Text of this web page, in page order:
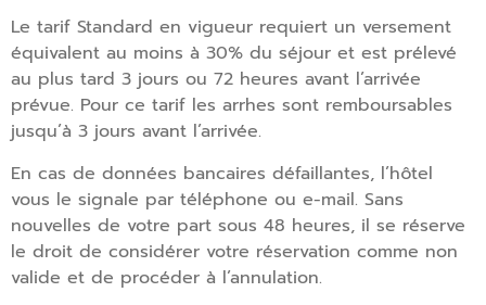
Le tarif Standard en vigueur requiert un versement
équivalent au moins à 30% du séjour et est prélevé
au plus tard 3 jours ou 72 heures avant l’arrivée
prévue. Pour ce tarif les arrhes sont remboursables
jusqu’à 3 jours avant l’arrivée.
En cas de données bancaires défaillantes, l’hôtel
vous le signale par téléphone ou e-mail. Sans
nouvelles de votre part sous 48 heures, il se réserve
le droit de considérer votre réservation comme non
valide et de procéder à l’annulation.